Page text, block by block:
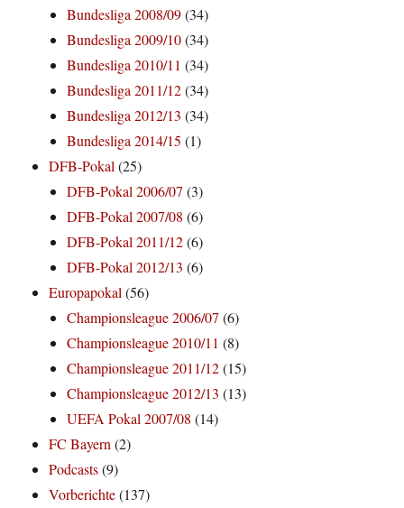
Bundesliga 2008/09(34)
Bundesliga 2009/10(34)
Bundesliga 2010/11 (34)
Bundesliga 2011/12(34)
Bundesliga 2012/13 (34)
Bundesliga 2014/15 (1)
DFB-Pokal(25)
DFB-Pokal 2006/07 (3)
DFB-Pokal 2007/08 (6)
DFB-Pokal 2011/12(6)
DFB-Pokal 2012/13 (6)
Europapokal(56)
Championsleague 2006/07 (6)
Championsleague 2010/11 (8)
Championsleague 2011/12(15)
Championsleague 2012/13 (13)
UEFA Pokal 2007/08 (14)
FC Bayern(2)
Podcasts(9)
Vorberichte(137)